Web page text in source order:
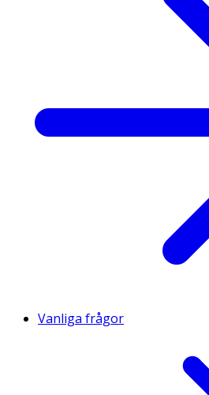
Vanliga frågor